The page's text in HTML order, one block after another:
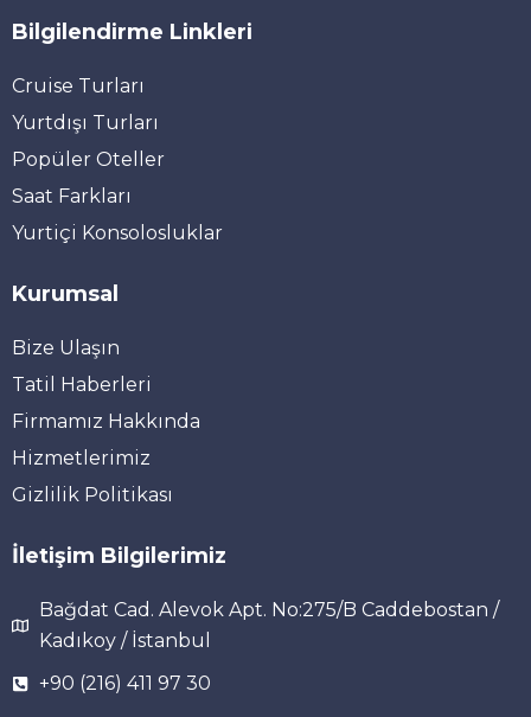
Bilgilendirme Linkleri
Cruise Turları
Yurtdışı Turları
Popüler Oteller
Saat Farkları
Yurtiçi Konsolosluklar
Kurumsal
Bize Ulaşın
Tatil Haberleri
Firmamız Hakkında
Hizmetlerimiz
Gizlilik Politikası
İletişim Bilgilerimiz
Bağdat Cad. Alevok Apt. No:275/B Caddebostan /
Kadıkoy / İstanbul
+90 (216) 411 97 30